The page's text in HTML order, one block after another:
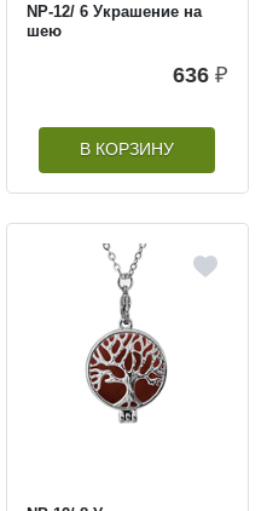
NP-12/ 6 Украшение на
шею
636 ₽
В КОРЗИНУ